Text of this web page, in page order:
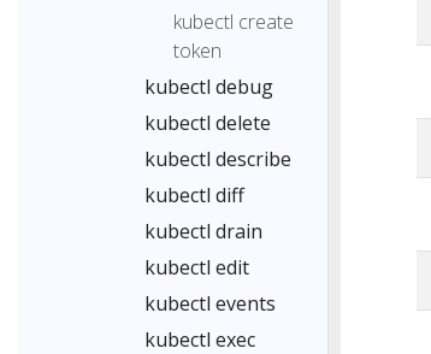
kubectl create
token
kubectl debug
kubectl delete
kubectl describe
kubectl diff
kubectl drain
kubectl edit
kubectl events
kubectl exec